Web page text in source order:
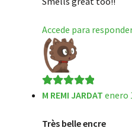
Accede para
Valorado en5
M REMI JARDAT enero
Très belle encre